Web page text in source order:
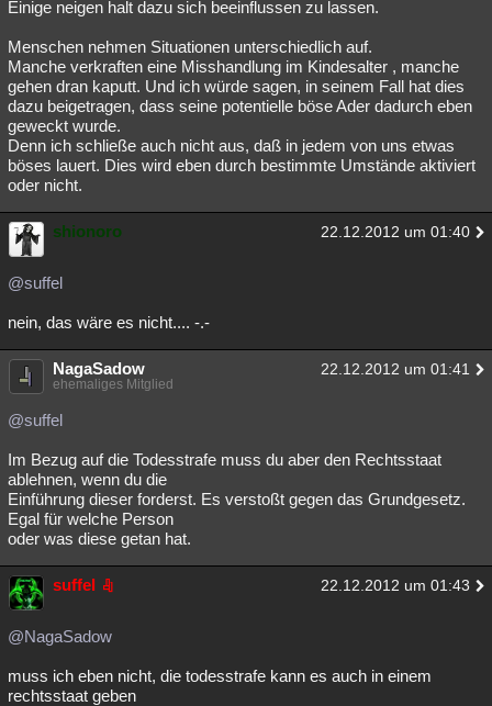
Einige neigen halt dazu sich beeinflussen zu lassen.
Menschen nehmen Situationen unterschiedlich auf.
Manche verkraften eine Misshandlung im Kindesalter , manche
gehen dran kaputt. Und ich würde sagen, in seinem Fall hat dies
dazu beigetragen, dass seine potentielle böse Ader dadurch eben
geweckt wurde.
Denn ich schließe auch nicht aus, daß in jedem von uns etwas
böses lauert. Dies wird eben durch bestimmte Umstände aktiviert
oder nicht.
shionoro 22.12.2012 um 01:40
@suffel
nein, das wäre es nicht.... -.-
NagaSadow 22.12.2012 um 01:41
ehemaliges Mitglied
@suffel
Im Bezug auf die Todesstrafe muss du aber den Rechtsstaat
ablehnen, wenn du die
Einführung dieser forderst. Es verstoßt gegen das Grundgesetz.
Egal für welche Person
oder was diese getan hat.
suffel 22.12.2012 um 01:43
@NagaSadow
muss ich eben nicht, die todesstrafe kann es auch in einem
rechtsstaat geben